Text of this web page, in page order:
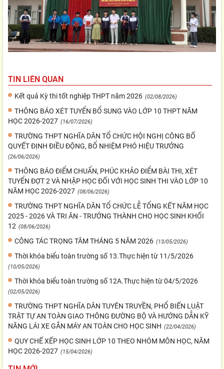
TIN LIÊN QUAN
Kết quả Kỳ thi tốt nghiệp THPT năm 2026 (02/08/2026)
THÔNG BÁO XÉT TUYỂN BỔ SUNG VÀO LỚP 10 THPT NĂM
HỌC 2026-2027 (16/07/2026)
TRƯỜNG THPT NGHĨA DÂN TỔ CHỨC HỘI NGHỊ CÔNG BỐ
QUYẾT ĐỊNH ĐIỀU ĐỘNG, BỔ NHIỆM PHÓ HIỆU TRƯỞNG
(26/06/2026)
THÔNG BÁO ĐIỂM CHUẨN, PHÚC KHẢO ĐIỂM BÀI THI, XÉT
TUYỂN ĐỢT 2 VÀ NHẬP HỌC ĐỐI VỚI HỌC SINH THI VÀO LỚP 10
NĂM HỌC 2026-2027 (08/06/2026)
TRƯỜNG THPT NGHĨA DÂN TỔ CHỨC LỄ TỔNG KẾT NĂM HỌC
2025 - 2026 VÀ TRI ÂN - TRƯỞNG THÀNH CHO HỌC SINH KHỐI
12 (08/06/2026)
CÔNG TÁC TRỌNG TÂM THÁNG 5 NĂM 2026 (13/05/2026)
Thời khóa biểu toàn trường số 13.Thực hiện từ 11/5/2026
(10/05/2026)
Thời khóa biểu toàn trường số 12A.Thực hiện từ 04/5/2026
(02/05/2026)
TRƯỜNG THPT NGHĨA DÂN TUYÊN TRUYỀN, PHỔ BIẾN LUẬT
TRẬT TỰ AN TOÀN GIAO THÔNG ĐƯỜNG BỘ VÀ HƯỚNG DẪN KỸ
NĂNG LÁI XE GẮN MÁY AN TOÀN CHO HỌC SINH (22/04/2026)
QUY CHẾ XẾP HỌC SINH LỚP 10 THEO NHÓM MÔN HỌC, NĂM
HỌC 2026-2027 (15/04/2026)